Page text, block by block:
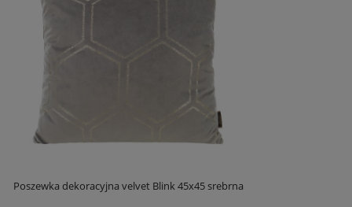
Poszewka dekoracyjna velvet Blink 45x45 srebrna